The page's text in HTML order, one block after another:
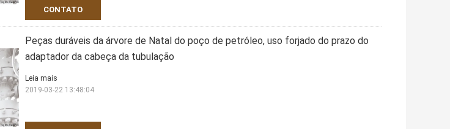
CONTATO
Peças duráveis da árvore de Natal do poço de petróleo, uso forjado do prazo do
adaptador da cabeça da tubulação
Leia mais
2019-03-22 13:48:04